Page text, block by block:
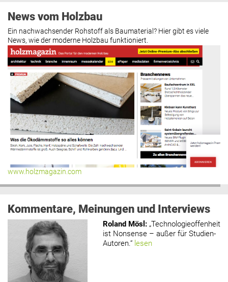
News vom Holzbau
Ein nachwachsender Rohstoff als Baumaterial? Hier gibt es viele
News, wie der moderne Holzbau funktioniert.
www.holzmagazin.com
Kommentare, Meinungen und Interviews
Roland Mösl : „Technologieoffenheit
ist Nonsense – außer für Studien-
Autoren.“ lesen